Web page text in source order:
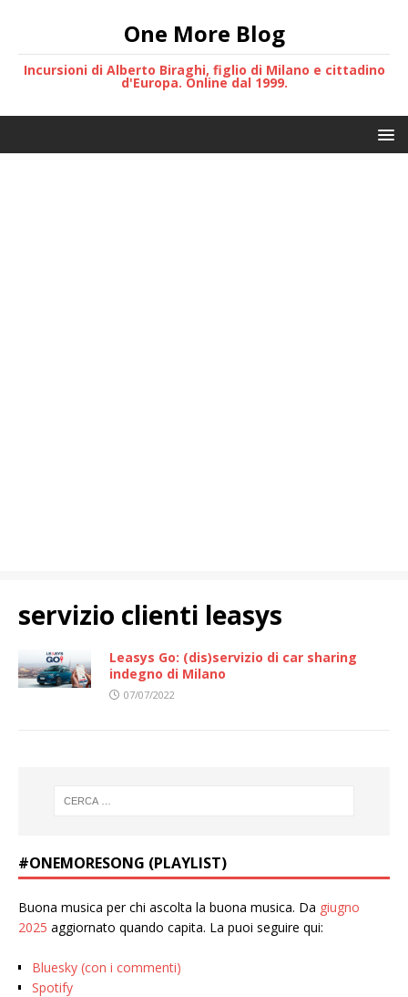
One More Blog
Incursioni di Alberto Biraghi, figlio di Milano e cittadino
d'Europa. Online dal 1999.
servizio clienti leasys
Leasys Go: (dis)servizio di car sharing
indegno di Milano
07/07/2022
#ONEMORESONG (PLAYLIST)
Buona musica per chi ascolta la buona musica. Da giugno
2025 aggiornato quando capita. La puoi seguire qui:
Bluesky (con i commenti)
Spotify